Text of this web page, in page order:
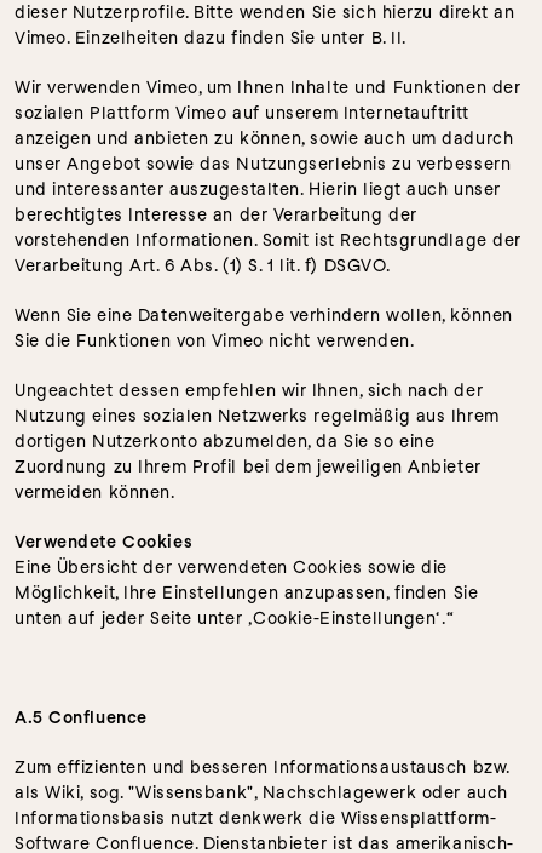
dieser Nutzerprofile. Bitte wenden Sie sich hierzu direkt an
Vimeo. Einzelheiten dazu finden Sie unter B. II.
Wir verwenden Vimeo, um Ihnen Inhalte und Funktionen der
sozialen Plattform Vimeo auf unserem Internetauftritt
anzeigen und anbieten zu können, sowie auch um dadurch
unser Angebot sowie das Nutzungserlebnis zu verbessern
und interessanter auszugestalten. Hierin liegt auch unser
berechtigtes Interesse an der Verarbeitung der
vorstehenden Informationen. Somit ist Rechtsgrundlage der
Verarbeitung Art. 6 Abs. (1) S. 1 lit. f) DSGVO.
Wenn Sie eine Datenweitergabe verhindern wollen, können
Sie die Funktionen von Vimeo nicht verwenden.
Ungeachtet dessen empfehlen wir Ihnen, sich nach der
Nutzung eines sozialen Netzwerks regelmäßig aus Ihrem
dortigen Nutzerkonto abzumelden, da Sie so eine
Zuordnung zu Ihrem Profil bei dem jeweiligen Anbieter
vermeiden können.
Verwendete Cookies
Eine Übersicht der verwendeten Cookies sowie die
Möglichkeit, Ihre Einstellungen anzupassen, finden Sie
unten auf jeder Seite unter ‚Cookie-Einstellungen‘.“
A.5 Confluence
Zum effizienten und besseren Informationsaustausch bzw.
als Wiki, sog. "Wissensbank", Nachschlagewerk oder auch
Informationsbasis nutzt denkwerk die Wissensplattform-
Software Confluence. Dienstanbieter ist das amerikanisch-